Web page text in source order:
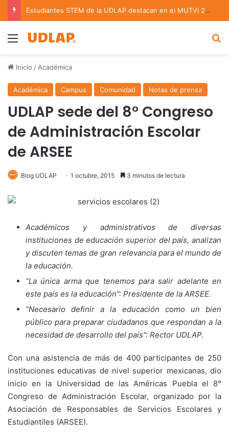
Estudiantes STEM de la UDLAP destacan en el MUTVI 2026
Menu
Inicio / Académica
Académica Campus Comunidad Notas de prensa
UDLAP sede del 8° Congreso
de Administración Escolar
de ARSEE
Blog UDLAP 1 octubre, 2015 3 minutos de lectura
Académicos y administrativos de diversas
instituciones de educación superior del país, analizan
y discuten temas de gran relevancia para el mundo de
la educación.
“La única arma que tenemos para salir adelante en
este país es la educación”: Presidente de la ARSEE.
“Necesario definir a la educación como un bien
público para preparar ciudadanos que respondan a la
necesidad de desarrollo del país”: Rector UDLAP.
Con una asistencia de más de 400 participantes de 250
instituciones educativas de nivel superior mexicanas, dio
inicio en la Universidad de las Américas Puebla el 8°
Congreso de Administración Escolar, organizado por la
Asociación de Responsables de Servicios Escolares y
Estudiantiles (ARSEE).